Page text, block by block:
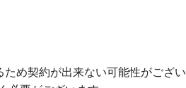
め契約が出来ない可能性がござい